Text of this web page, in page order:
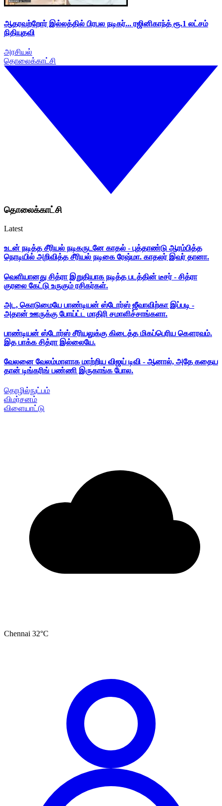
ஆதரவற்றோர் இல்லத்தில் பிரபல நடிகர்... ரஜினிகாந்த் ரூ.1 லட்சம்
நிதியுதவி
அரசியல்
தொலைக்காட்சி
தொலைக்காட்சி
Latest
உடன் நடித்த சீரியல் நடிகருடனே காதல் - புத்தாண்டு ஆரம்பித்த
நொடியில் அறிவித்த சீரியல் நடிகை ரேஷ்மா. காதலர் இவர் தானா.
வெளியானது சித்ரா இறுதியாக நடித்த படத்தின் டீசர் - சித்ரா
குரலை கேட்டு உருகும் ரசிகர்கள்.
அட, கொடுமையே பாண்டியன் ஸ்டோர்ஸ் ஜீவாவிற்கா இப்படி -
அதான் ஊருக்கு போய்ட்ட மாதிரி சமாளிச்சாங்களா.
பாண்டியன் ஸ்டோர்ஸ் சீரியலுக்கு கிடைத்த மிகப்பெரிய கௌரவம்.
இத பாக்க சித்ரா இல்லையே.
வேலனை வேலம்மாளாக மாற்றிய விஜய் டிவி - ஆனால், அதே கதைய
தான் டிங்கரிங் பண்ணி இருகாங்க போல.
தொழில்நுட்பம்
விமர்சனம்
விளையாட்டு
Chennai 32°C